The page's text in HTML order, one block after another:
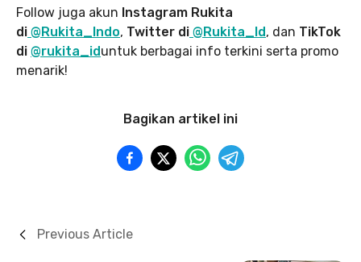
Follow juga akun Instagram Rukita
di @Rukita_Indo, Twitter di @Rukita_Id, dan TikTok
di @rukita_iduntuk berbagai info terkini serta promo
menarik!
Bagikan artikel ini
Previous Article